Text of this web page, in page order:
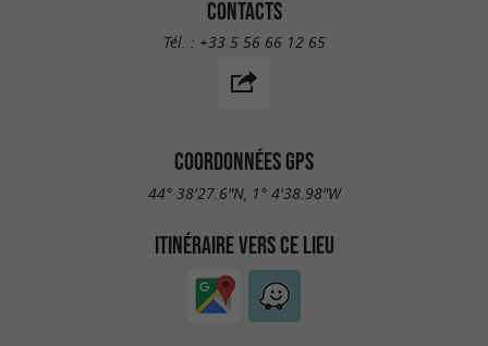
CONTACTS
Tél. : +33 5 56 66 12 65
COORDONNÉES GPS
44° 38'27.6"N, 1° 4'38.98"W
ITINÉRAIRE VERS CE LIEU